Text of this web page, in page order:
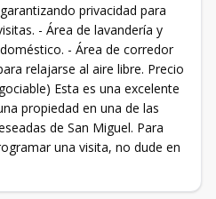
privacidad para
- Área de lavandería y
- Área de corredor
relajarse al aire libre. Precio
Esta es una excelente
propiedad en una de las
de San Miguel. Para
una visita, no dude en